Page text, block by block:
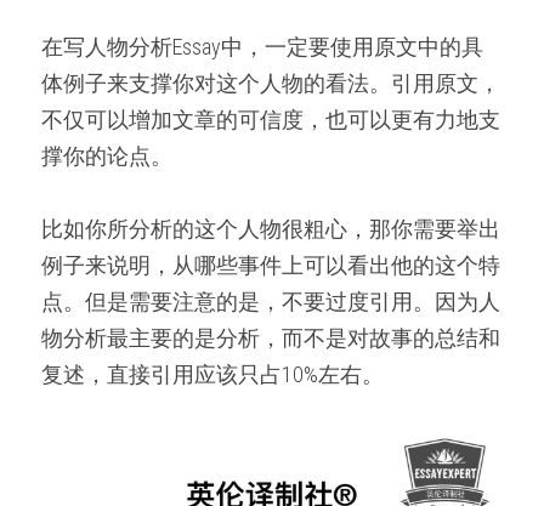
在写人物分析Essay中，一定要使用原文中的具
体例子来支撑你对这个人物的看法。引用原文，
不仅可以增加文章的可信度，也可以更有力地支
撑你的论点。
比如你所分析的这个人物很粗心，那你需要举出
例子来说明，从哪些事件上可以看出他的这个特
点。但是需要注意的是，不要过度引用。因为人
物分析最主要的是分析，而不是对故事的总结和
复述，直接引用应该只占10%左右。